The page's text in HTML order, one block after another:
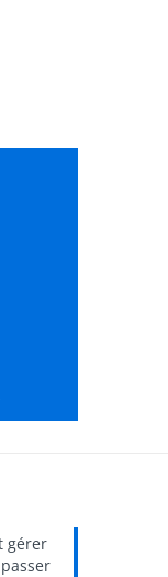
gérer